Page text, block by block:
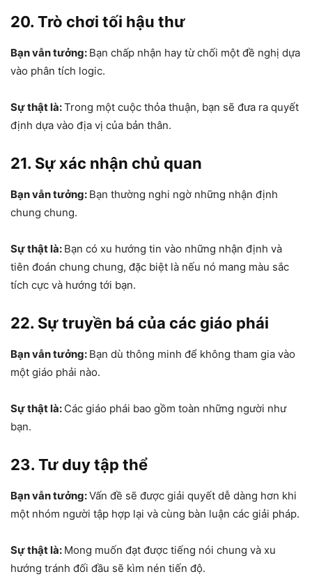
20. Trò chơi tối hậu thư
Bạn vẫn tưởng: Bạn chấp nhận hay từ chối một đề nghị dựa
vào phân tích logic.
Sự thật là:Trong một cuộc thỏa thuận, bạn sẽ đưa ra quyết
định dựa vào địa vị của bản thân.
21. Sự xác nhận chủ quan
Bạn vẫn tưởng: Bạn thường nghi ngờ những nhận định
chung chung.
Sự thật là: Bạn có xu hướng tin vào những nhận định và
tiên đoán chung chung, đặc biệt là nếu nó mang màu sắc
tích cực và hướng tới bạn.
22. Sự truyền bá của các giáo phái
Bạn vẫn tưởng: Bạn dù thông minh để không tham gia vào
một giáo phải nào.
Sự thật là: Các giáo phái bao gồm toàn những người như
bạn.
23. Tư duy tập thể
Bạn vẫn tưởng:Vấn đề sẽ được giải quyết dễ dàng hơn khi
một nhóm người tập hợp lại và cùng bàn luận các giải pháp.
Sự thật là: Mong muốn đạt được tiếng nói chung và xu
hướng tránh đối đầu sẽ kìm nén tiến độ.